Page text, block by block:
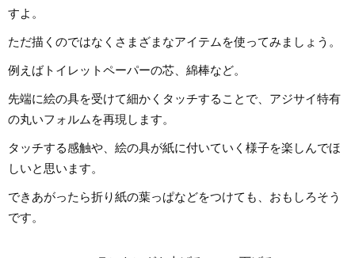
すよ。
ただ描くのではなくさまざまなアイテムを使ってみましょう。
例えばトイレットペーパーの芯、綿棒など。
先端に絵の具を受けて細かくタッチすることで、アジサイ特有
の丸いフォルムを再現します。
タッチする感触や、絵の具が紙に付いていく様子を楽しんでほ
しいと思います。
できあがったら折り紙の葉っぱなどをつけても、おもしろそう
です。